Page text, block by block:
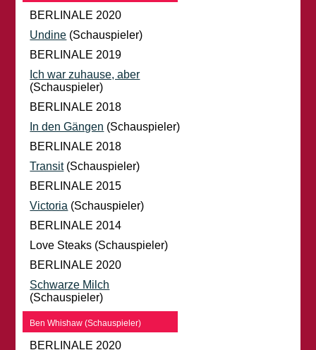
BERLINALE 2020
Undine (Schauspieler)
BERLINALE 2019
Ich war zuhause, aber
(Schauspieler)
BERLINALE 2018
In den Gängen (Schauspieler)
BERLINALE 2018
Transit(Schauspieler)
BERLINALE 2015
Victoria (Schauspieler)
BERLINALE 2014
Love Steaks (Schauspieler)
BERLINALE 2020
Schwarze Milch
(Schauspieler)
Ben Whishaw (Schauspieler)
BERLINALE 2020